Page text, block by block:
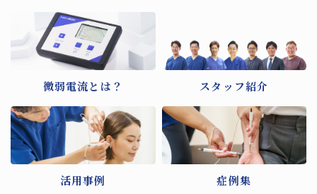
微弱電流とは？ スタッフ紹介
活用事例 症例集